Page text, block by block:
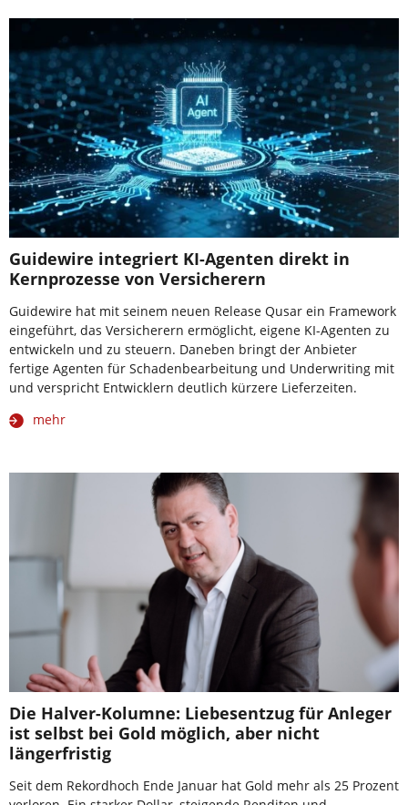
Guidewire integriert KI-Agenten direkt in
Kernprozesse von Versicherern
Guidewire hat mit seinem neuen Release Qusar ein Framework
eingeführt, das Versicherern ermöglicht, eigene KI-Agenten zu
entwickeln und zu steuern. Daneben bringt der Anbieter
fertige Agenten für Schadenbearbeitung und Underwriting mit
und verspricht Entwicklern deutlich kürzere Lieferzeiten.
mehr
Die Halver-Kolumne: Liebesentzug für Anleger
ist selbst bei Gold möglich, aber nicht
längerfristig
Seit dem Rekordhoch Ende Januar hat Gold mehr als 25 Prozent